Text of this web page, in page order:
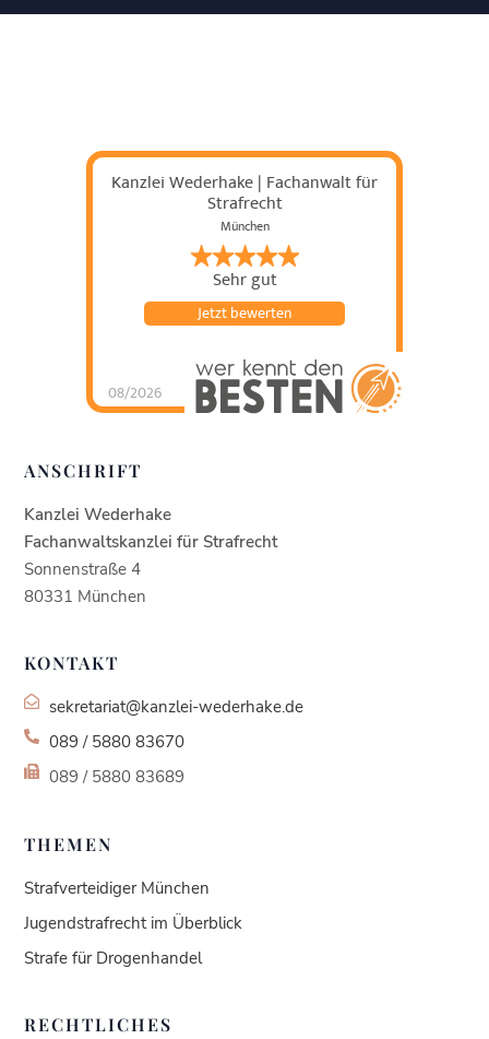
Kanzlei Wederhake | Fachanwalt für
Strafrecht
München
Sehr gut
08/2026
Jetzt bewerten
Kanzlei Wederhake |
Fachanwalt für
ANSCHRIFT
Kanzlei Wederhake
Fachanwaltskanzlei für Strafrecht
Sonnenstraße 4
80331 München
KONTAKT
sekretariat@kanzlei-wederhake.de
089 / 5880 83670
089 / 5880 83689
THEMEN
Strafverteidiger München
Jugendstrafrecht im Überblick
Strafe für Drogenhandel
RECHTLICHES